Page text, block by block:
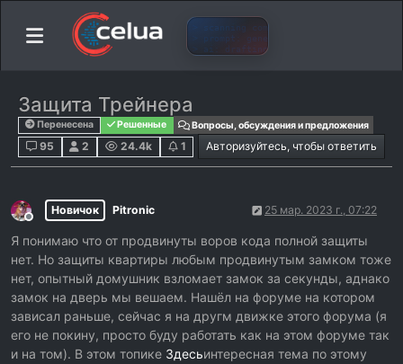
Защита Трейнера
Перенесена Решенные Вопросы, обсуждения и предложения
95 2 24.4k 1 Авторизуйтесь, чтобы ответить
Не в сети
Новичок Pitronic 25 мар. 2023 г., 07:22
Я понимаю что от продвинуты воров кода полной защиты
нет. Но защиты квартиры любым продвинутым замком тоже
нет, опытный домушник взломает замок за секунды, аднако
замок на дверь мы вешаем. Нашёл на форуме на котором
зависал раньше, сейчас я на другм движке этого форума (я
его не покину, просто буду работать как на этом форуме так
и на том). В этом топике Здесьинтересная тема по этому